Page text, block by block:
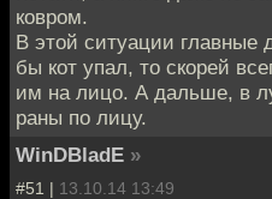
ковром.
В этой ситуации
бы кот упал, то скорей
им на лицо. А дальше, в
раны по лицу.
WinDBladE »
#51 | 13.10.14 13:49